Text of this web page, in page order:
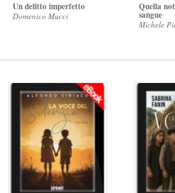
Un delitto imperfetto
Domenico Mucci
Quella
sangue
Michele